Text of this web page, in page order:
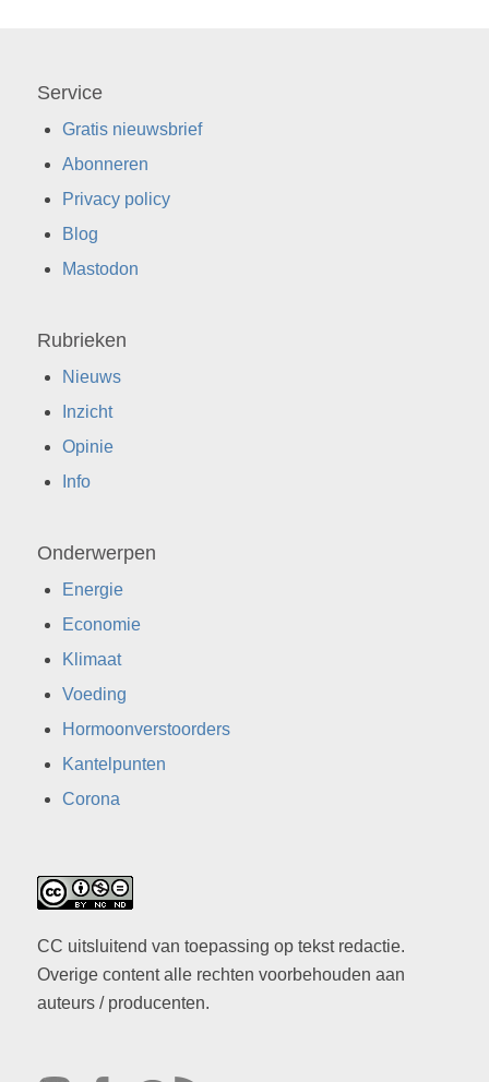
Service
Gratis nieuwsbrief
Abonneren
Privacy policy
Blog
Mastodon
Rubrieken
Nieuws
Inzicht
Opinie
Info
Onderwerpen
Energie
Economie
Klimaat
Voeding
Hormoonverstoorders
Kantelpunten
Corona
CC uitsluitend van toepassing op tekst redactie.
Overige content alle rechten voorbehouden aan
auteurs / producenten.